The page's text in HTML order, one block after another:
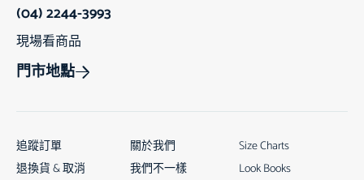
(04) 2244-3993
現場看商品
門市地點
Size Charts
Look Books
關於我們
我們不一樣
追蹤訂單
退換貨 & 取消